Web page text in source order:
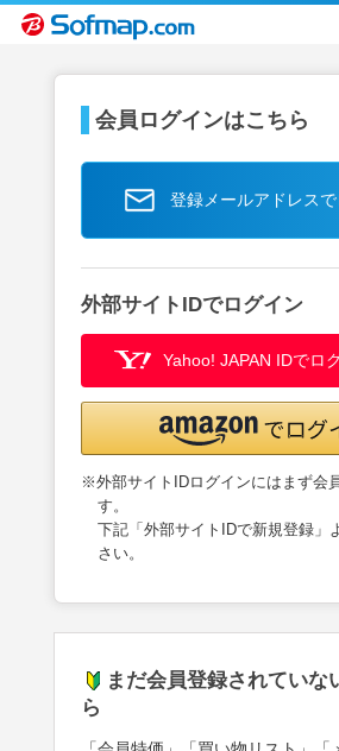
会員ログインはこちら
登録メールアドレス
外部サイトIDでログイン
Yahoo! JAPAN IDでロ
※外部サイトIDログインにはまず会
す。
下記「外部サイトIDで新規登録」
さい。
まだ会員登録されていな
ら